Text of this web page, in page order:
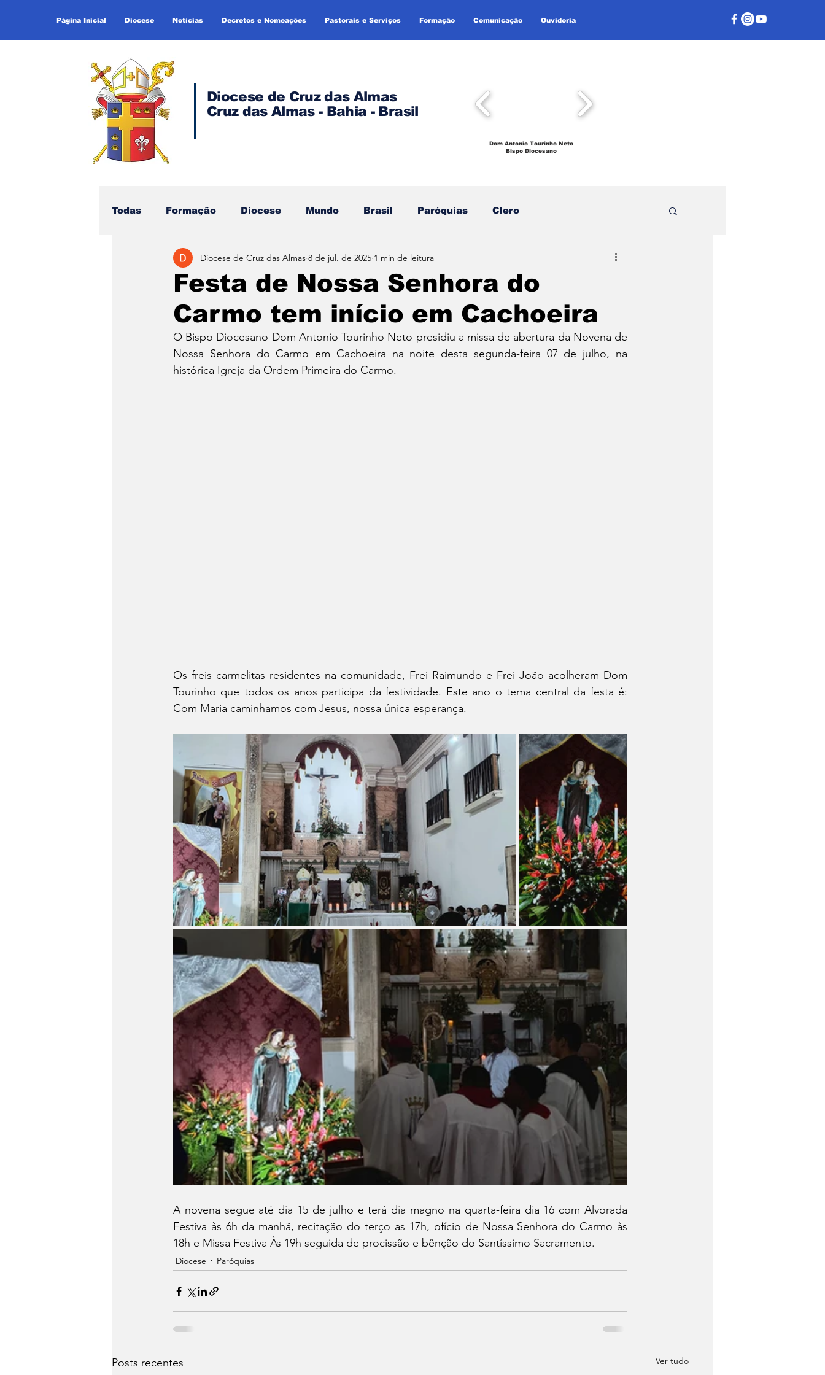
Página Inicial Diocese Notícias Decretos e Nomeações Pastorais e Serviços Formação Comunicação Ouvidoria
Diocese de Cruz das Almas
Cruz das Almas - Bahia - Brasil
Dom Antonio Tourinho Neto
Bispo Diocesano
Todas Formação Diocese Mundo Brasil Paróquias Clero
Festa de Nossa Senhora do
Carmo tem início em Cachoeira
Diocese de Cruz das Almas 8 de jul. de 2025 1 min de leitura
O Bispo Diocesano Dom Antonio Tourinho Neto presidiu a missa de abertura da Novena de
Nossa Senhora do Carmo em Cachoeira na noite desta segunda-feira 07 de julho, na
histórica Igreja da Ordem Primeira do Carmo.
Os freis carmelitas residentes na comunidade, Frei Raimundo e Frei João acolheram Dom
Tourinho que todos os anos participa da festividade. Este ano o tema central da festa é:
Com Maria caminhamos com Jesus, nossa única esperança.
A novena segue até dia 15 de julho e terá dia magno na quarta-feira dia 16 com Alvorada
Festiva às 6h da manhã, recitação do terço as 17h, ofício de Nossa Senhora do Carmo às
18h e Missa Festiva Às 19h seguida de procissão e bênção do Santíssimo Sacramento.
Diocese Paróquias
Posts recentes Ver tudo